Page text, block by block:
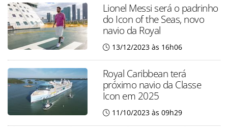
Lionel Messi será o padrinho
do Icon of the Seas, novo
navio da Royal
13/12/2023 às 16h06
Royal Caribbean terá
próximo navio da Classe
Icon em 2025
11/10/2023 às 09h29